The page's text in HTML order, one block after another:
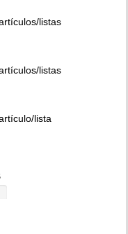
listas
listas
lista